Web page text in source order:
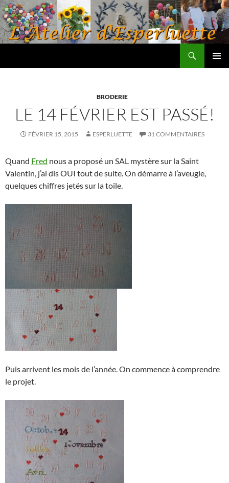
Aller
au
contenu
BRODERIE
LE 14 FÉVRIER EST PASSÉ!
FÉVRIER 15, 2015 ESPERLUETTE 31 COMMENTAIRES
Quand Fred nous a proposé un SAL mystère sur la Saint
Valentin, j’ai dis OUI tout de suite. On démarre à l’aveugle,
quelques chiffres jetés sur la toile.
Puis arrivent les mois de l’année. On commence à comprendre
le projet.